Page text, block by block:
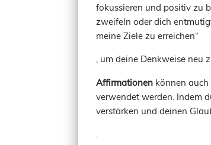
fokussieren und positiv zu
zweifeln oder dich
meine Ziele zu erreichen“
, um deine Denkweise neu
Affirmationen können
verwendet werden. Indem
verstärken und deinen